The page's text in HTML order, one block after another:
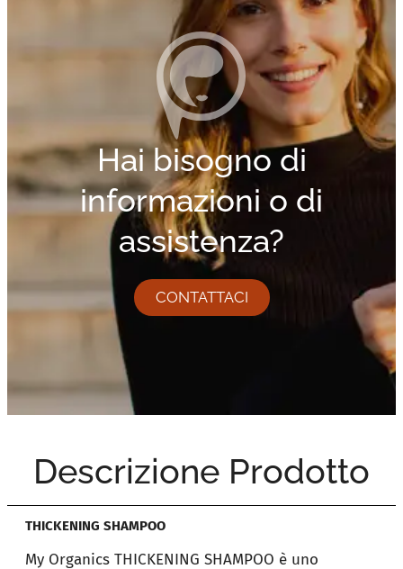
Hai bisogno di
informazioni o di
assistenza?
CONTATTACI
Descrizione Prodotto
THICKENING SHAMPOO
My Organics THICKENING SHAMPOO è uno